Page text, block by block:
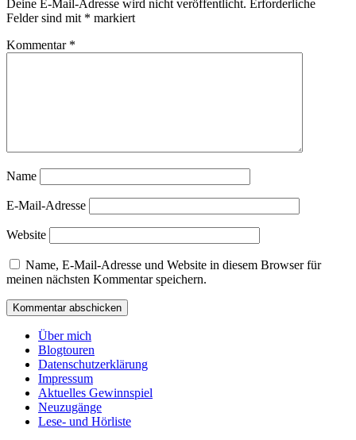
Deine E-Mail-Adresse wird nicht veröffentlicht. Erforderliche
Felder sind mit * markiert
Kommentar *
Name
E-Mail-Adresse
Website
Name, E-Mail-Adresse und Website in diesem Browser für
meinen nächsten Kommentar speichern.
Über mich
Blogtouren
Datenschutzerklärung
Impressum
Aktuelles Gewinnspiel
Neuzugänge
Lese- und Hörliste